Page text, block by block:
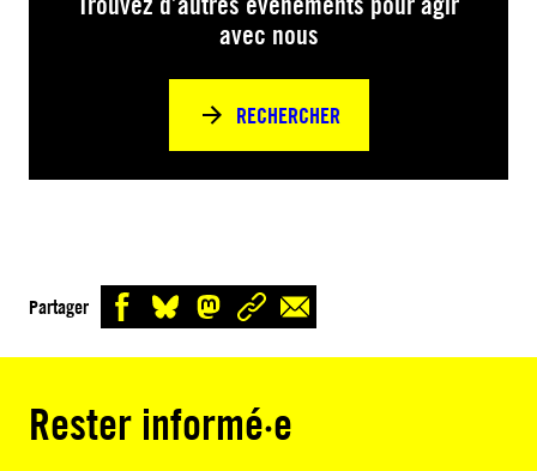
avec nous
RECHERCHER
Partager
Rester informé·e